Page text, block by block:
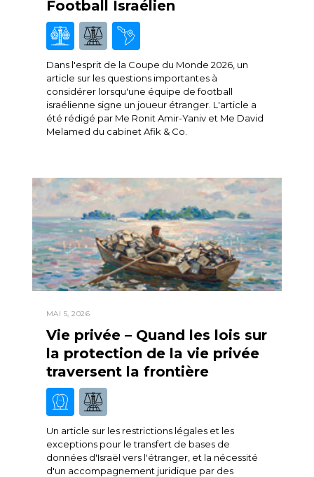
Football Israélien
Dans l'esprit de la Coupe du Monde 2026, un
article sur les questions importantes à
considérer lorsqu'une équipe de football
israélienne signe un joueur étranger. L'article a
été rédigé par Me Ronit Amir-Yaniv et Me David
Melamed du cabinet Afik & Co.
MAI 5, 2026
Vie privée – Quand les lois sur
la protection de la vie privée
traversent la frontière
Un article sur les restrictions légales et les
exceptions pour le transfert de bases de
données d'Israël vers l'étranger, et la nécessité
d'un accompagnement juridique par des